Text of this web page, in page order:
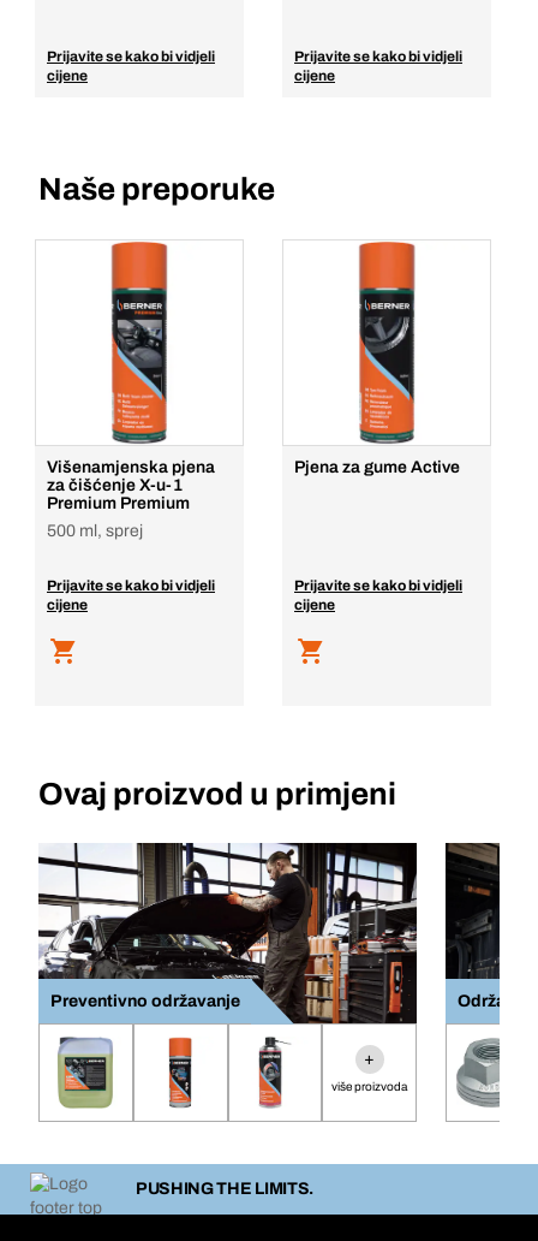
Prijavite se kako bi vidjeli
cijene
Prijavite se kako bi vidjeli
cijene
Naše preporuke
Višenamjenska pjena
za čišćenje X-u-1
Premium Premium
500 ml, sprej
Prijavite se kako bi vidjeli
cijene
Pjena za gume Active
Prijavite se kako bi vidjeli
cijene
Ovaj proizvod u primjeni
Preventivno održavanje
+
više proizvoda
PUSHING THE LIMITS.